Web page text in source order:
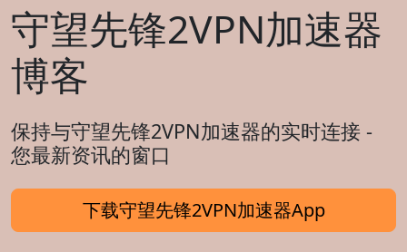
守望先锋2VPN加速器
博客
保持与守望先锋2VPN加速器的实时连接 -
您最新资讯的窗口
下载守望先锋2VPN加速器App